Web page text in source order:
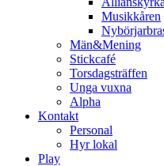
Musikkåren
Män&Mening
Stickcafé
Torsdagsträffen
Unga vuxna
Alpha
Kontakt
Personal
Hyr lokal
Play